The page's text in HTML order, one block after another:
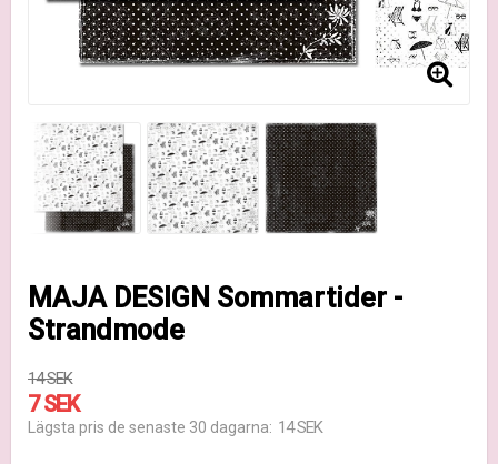
MAJA DESIGN Sommartider -
Strandmode
14 SEK
7 SEK
Lägsta pris de senaste 30 dagarna 14 SEK